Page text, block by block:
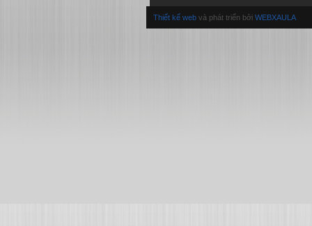
Thiết kế web và phát triển bởi WEBXAULA